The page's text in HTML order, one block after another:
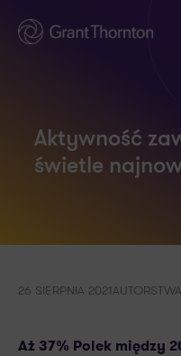
Aktywność
świetle
26 SIERPNIA 2021
Aż 37% Polek między